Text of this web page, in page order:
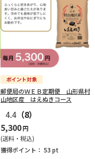
郵便局のＷＥＢ定期便 山形県村
山地区産 はえぬきコース
4.4 （8）
5,300円
(送料・税込)
獲得ポイント： 53 pt